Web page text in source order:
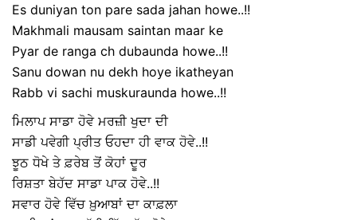
Es duniyan ton pare sada jahan howe..!!
Makhmali mausam saintan maar ke
Pyar de ranga ch dubaunda howe..!!
Sanu dowan nu dekh hoye ikatheyan
Rabb vi sachi muskuraunda howe..!!
ਮਿਲਾਪ ਸਾਡਾ ਹੋਵੇ ਮਰਜ਼ੀ ਖੁਦਾ ਦੀ
ਸਾਡੀ ਪਵੇਗੀ ਪ੍ਰੀਤ ਓਹਦਾ ਹੀ ਵਾਕ ਹੋਵੇ..!!
ਝੂਠ ਧੋਖੇ ਤੇ ਫ਼ਰੇਬ ਤੋਂ ਕੋਹਾਂ ਦੂਰ
ਰਿਸ਼ਤਾ ਬੇਹੱਦ ਸਾਡਾ ਪਾਕ ਹੋਵੇ..!!
ਸਵਾਰ ਹੋਵੇ ਵਿੱਚ ਖ਼ੁਆਬਾਂ ਦਾ ਕਾਫ਼ਲਾ